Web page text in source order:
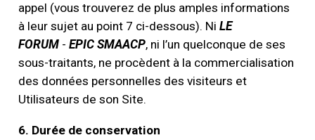
appel (vous trouverez de plus amples informations
à leur sujet au point 7 ci-dessous). NiLE
FORUM -EPIC SMAACP, ni l’un quelconque de ses
sous-traitants, ne procèdent à la commercialisation
des données personnelles des visiteurs et
Utilisateurs de son Site.
6. Durée de conservation